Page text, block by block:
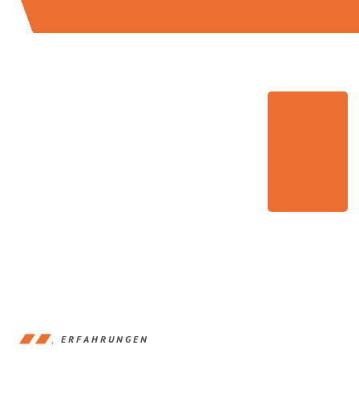
ERFAHRUNGEN